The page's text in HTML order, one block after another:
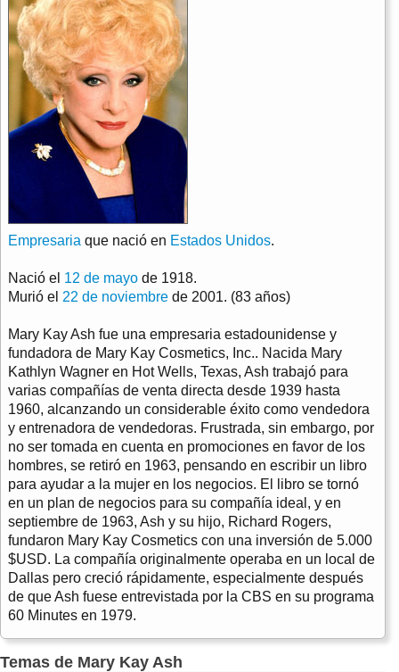
Empresaria que nació en Estados Unidos.
Nació el 12 de mayo de 1918.
Murió el 22 de noviembre de 2001. (83 años)
Mary Kay Ash fue una empresaria estadounidense y
fundadora de Mary Kay Cosmetics, Inc.. Nacida Mary
Kathlyn Wagner en Hot Wells, Texas, Ash trabajó para
varias compañías de venta directa desde 1939 hasta
1960, alcanzando un considerable éxito como vendedora
y entrenadora de vendedoras. Frustrada, sin embargo, por
no ser tomada en cuenta en promociones en favor de los
hombres, se retiró en 1963, pensando en escribir un libro
para ayudar a la mujer en los negocios. El libro se tornó
en un plan de negocios para su compañía ideal, y en
septiembre de 1963, Ash y su hijo, Richard Rogers,
fundaron Mary Kay Cosmetics con una inversión de 5.000
$USD. La compañía originalmente operaba en un local de
Dallas pero creció rápidamente, especialmente después
de que Ash fuese entrevistada por la CBS en su programa
60 Minutes en 1979.
Temas de Mary Kay Ash